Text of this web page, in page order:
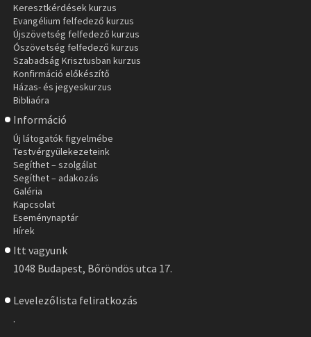
Keresztkérdések kurzus
Evangélium felfedező kurzus
Újszövetség felfedező kurzus
Ószövetség felfedező kurzus
Szabadság Krisztusban kurzus
Konfirmáció előkészítő
Házas- és jegyeskurzus
Bibliaóra
Információ
Új látogatók figyelmébe
Testvérgyülekezeteink
Segíthet – szolgálat
Segíthet – adakozás
Galéria
Kapcsolat
Eseménynaptár
Hírek
Itt vagyunk
1048 Budapest, Bőröndös utca 17.
Levelezőlista feliratkozás
.